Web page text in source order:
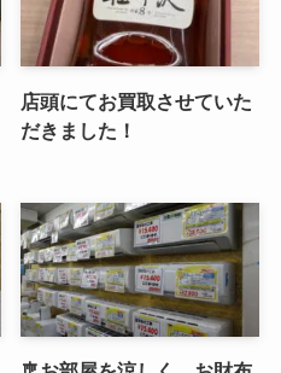
店頭にてお買取させていた
だきました！